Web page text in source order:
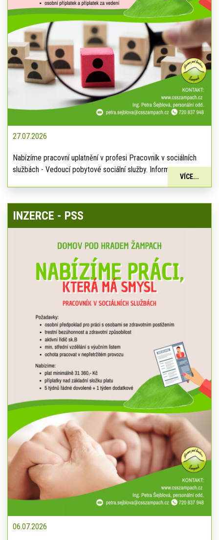
27.07.2026
Nabízíme pracovní uplatnění v profesi Pracovník v sociálních
službách - Vedoucí pobytové sociální služby. Informace:
VÍCE...
INZERCE - PSS
06.07.2026